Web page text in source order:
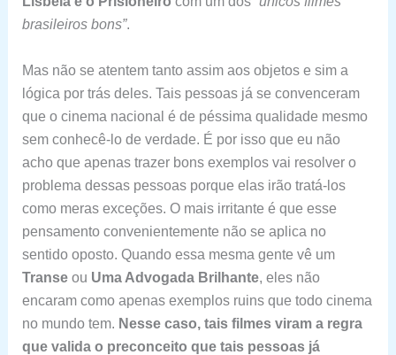
brasileiros bons”.
Mas não se atentem tanto assim aos objetos e sim a
lógica por trás deles. Tais pessoas já se convenceram
que o cinema nacional é de péssima qualidade mesmo
sem conhecê-lo de verdade. É por isso que eu não
acho que apenas trazer bons exemplos vai resolver o
problema dessas pessoas porque elas irão tratá-los
como meras exceções. O mais irritante é que esse
pensamento convenientemente não se aplica no
sentido oposto. Quando essa mesma gente vê um
Transeou Uma Advogada Brilhante, eles não
encaram como apenas exemplos ruins que todo cinema
no mundo tem. Nesse caso, tais filmes viram a regra
que valida o preconceito que tais pessoas já